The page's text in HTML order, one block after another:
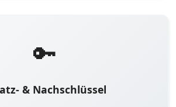
🔑
& Nachschlüssel